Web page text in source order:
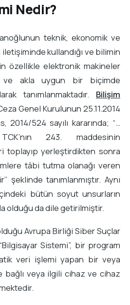
Nedir?
teknik, ekonomik ve
kullandığı ve bilimin
özellikle elektronik makineler
ve akla uygun bir biçimde
tanımlanmaktadır. Bilişim
Genel Kurulunun 25.11.2014
2014/524 sayılı kararında; “…
243. maddesinin
toplayıp yerleştirdikten sonra
tâbi tutma olanağı veren
şeklinde tanımlanmıştır. Aynı
bütün soyut unsurların
olduğu da dile getirilmiştir.
Avrupa Birliği Siber Suçlar
Sistemi”, bir program
veri işlemi yapan bir veya
veya ilgili cihaz ve cihaz